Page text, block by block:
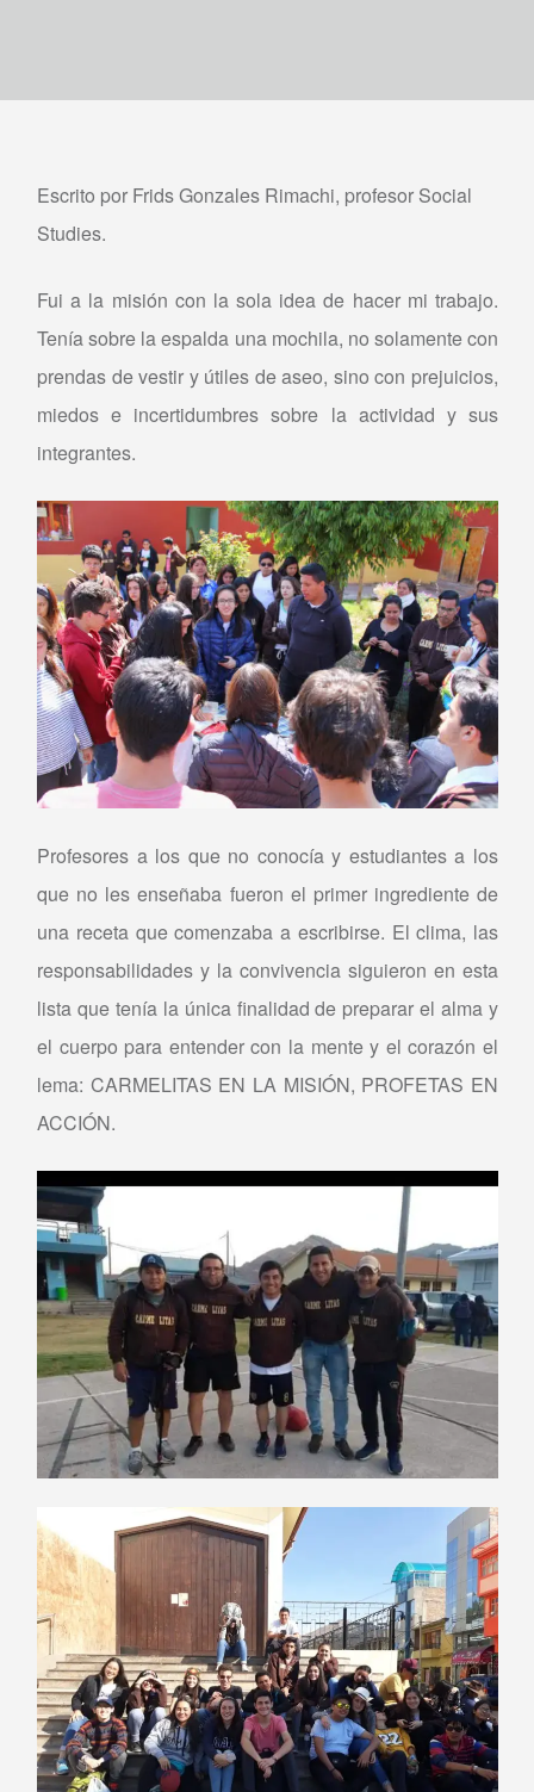
Escrito por Frids Gonzales Rimachi, profesor Social
Studies.
Fui a la misión con la sola idea de hacer mi trabajo.
Tenía sobre la espalda una mochila, no solamente con
prendas de vestir y útiles de aseo, sino con prejuicios,
miedos e incertidumbres sobre la actividad y sus
integrantes.
Profesores a los que no conocía y estudiantes a los
que no les enseñaba fueron el primer ingrediente de
una receta que comenzaba a escribirse. El clima, las
responsabilidades y la convivencia siguieron en esta
lista que tenía la única finalidad de preparar el alma y
el cuerpo para entender con la mente y el corazón el
lema: CARMELITAS EN LA MISIÓN, PROFETAS EN
ACCIÓN.